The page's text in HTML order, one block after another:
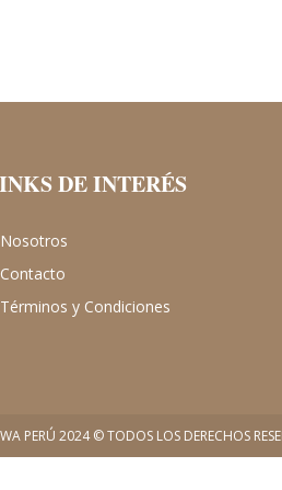
DE INTERÉS
Nosotros
Contacto
Términos y Condiciones
PERÚ 2024 © TODOS LOS DERECHOS